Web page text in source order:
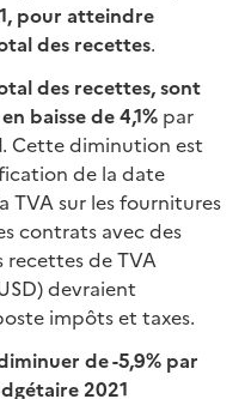
pour atteindre
des recettes.
des recettes, sont
baisse de 4,1% par
Cette diminution est
de la date
TVA sur les fournitures
contrats avec des
recettes de TVA
devraient
impôts et taxes.
de -5,9% par
2021